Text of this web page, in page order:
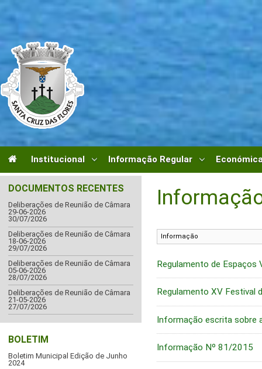
Institucional Informação Regular
DOCUMENTOS RECENTES
Deliberações de Reunião de Câmara
29-06-2026
30/07/2026
Deliberações de Reunião de Câmara
18-06-2026
29/07/2026
Deliberações de Reunião de Câmara
05-06-2026
28/07/2026
Deliberações de Reunião de Câmara
21-05-2026
27/07/2026
BOLETIM
Boletim Municipal Edição de Junho
2024
Regulamento de Espaços
Regulamento XV Festival
Informação escrita sobre
Informação Nº 81/2015